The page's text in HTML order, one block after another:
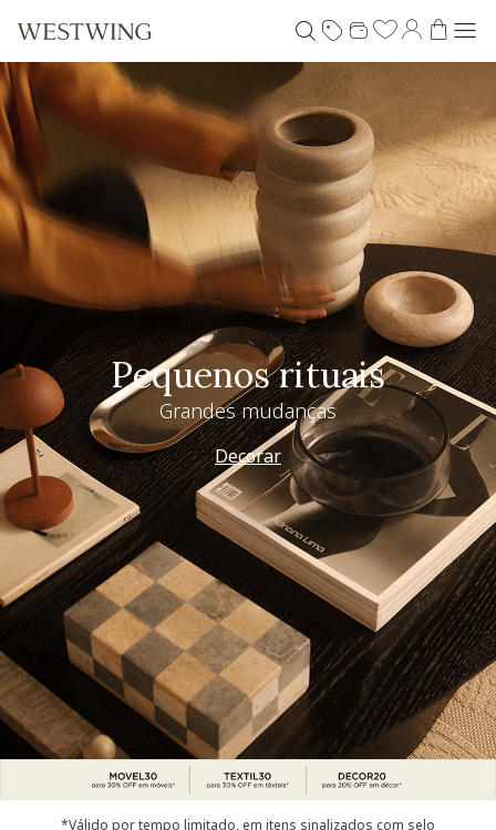
Pequenos rituais
Grandes mudanças
Decorar
*Válido por tempo limitado, em itens sinalizados com selo